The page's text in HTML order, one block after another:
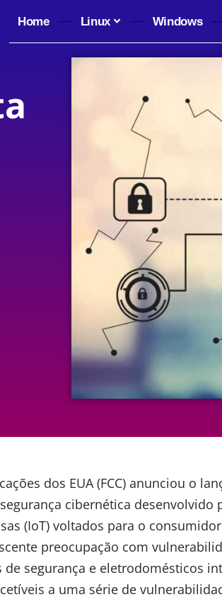
Home Linux Windows
dos EUA (FCC) anunciou o
cibernética desenvolvido
(IoT) voltados para o
preocupação com
segurança e eletrodomésticos
a uma série de